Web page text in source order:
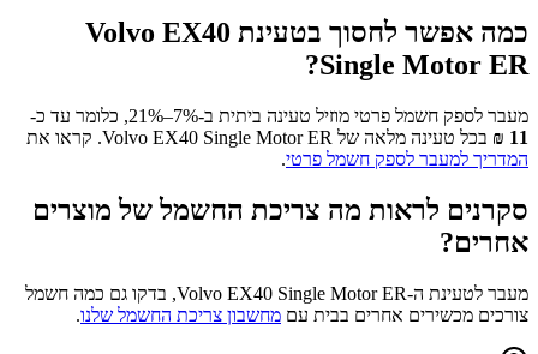
כמה אפשר לחסוך בטעינת Volvo EX40
Single Motor ER
?
מעבר לספק חשמל פרטי מוזיל טעינה ביתית ב-7%–21%, כלומר עד כ-
11
₪ בכל טעינה מלאה של Volvo EX40 Single Motor ER. קראו את
המדריך למעבר לספק חשמל פרטי.
סקרנים לראות מה צריכת החשמל של מוצרים
אחרים?
מעבר לטעינת ה-Volvo EX40 Single Motor ER, בדקו גם כמה חשמל
צורכים מכשירים אחרים בבית עם מחשבון צריכת החשמל שלנו.